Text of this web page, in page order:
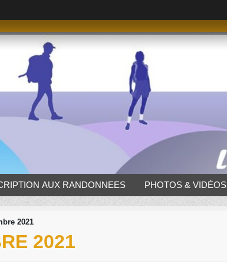
AUX RANDONNEES PHOTOS & VIDÉOS
2021
2021